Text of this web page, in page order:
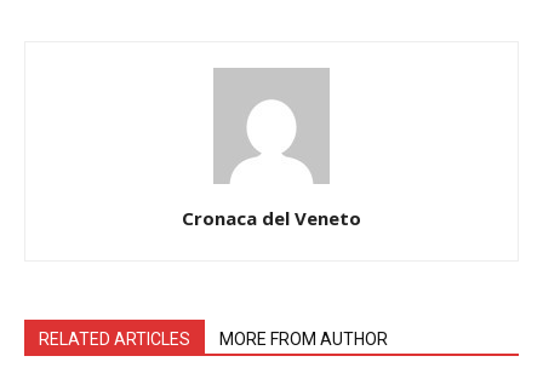
Cronaca del Veneto
RELATED ARTICLES MORE FROM AUTHOR